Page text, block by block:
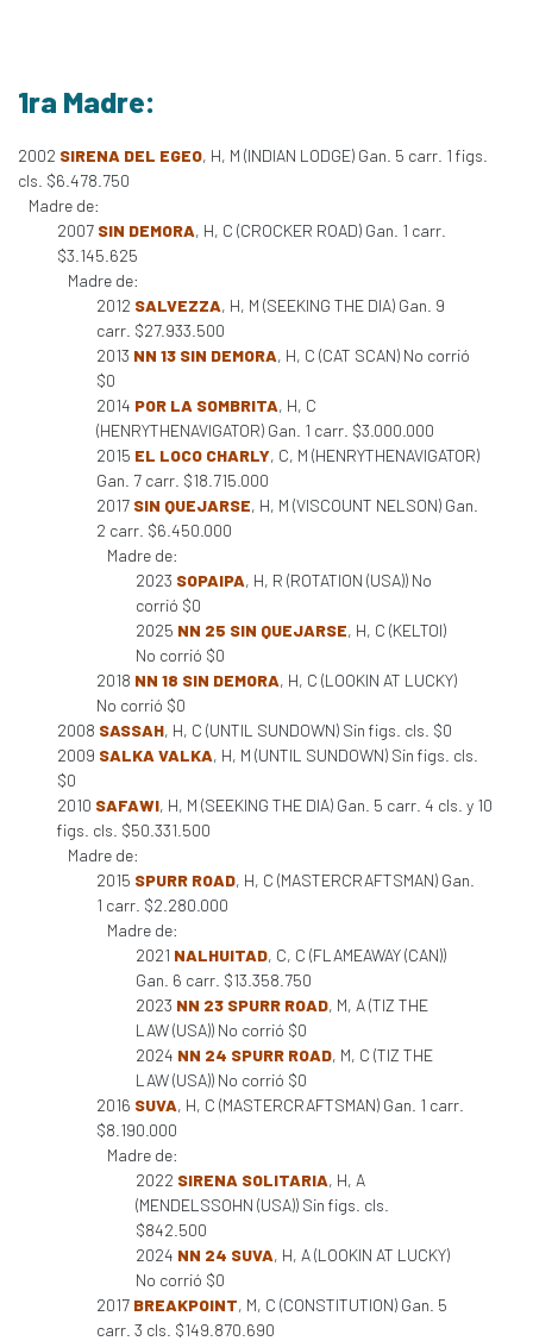
1ra Madre:
2002 SIRENA DEL EGEO, H, M (INDIAN LODGE) Gan. 5 carr. 1 figs.
cls. $6.478.750
Madre de:
2007 SIN DEMORA, H, C (CROCKER ROAD) Gan. 1 carr.
$3.145.625
Madre de:
2012 SALVEZZA, H, M (SEEKING THE DIA) Gan. 9
carr. $27.933.500
2013 NN 13 SIN DEMORA, H, C (CAT SCAN) No corrió
$0
2014 POR LA SOMBRITA, H, C
(HENRYTHENAVIGATOR) Gan. 1 carr. $3.000.000
2015 EL LOCO CHARLY, C, M (HENRYTHENAVIGATOR)
Gan. 7 carr. $18.715.000
2017 SIN QUEJARSE, H, M (VISCOUNT NELSON) Gan.
2 carr. $6.450.000
Madre de:
2023 SOPAIPA, H, R (ROTATION (USA)) No
corrió $0
2025 NN 25 SIN QUEJARSE, H, C (KELTOI)
No corrió $0
2018 NN 18 SIN DEMORA, H, C (LOOKIN AT LUCKY)
No corrió $0
2008 SASSAH, H, C (UNTIL SUNDOWN) Sin figs. cls. $0
2009 SALKA VALKA, H, M (UNTIL SUNDOWN) Sin figs. cls.
$0
2010 SAFAWI, H, M (SEEKING THE DIA) Gan. 5 carr. 4 cls. y 10
figs. cls. $50.331.500
Madre de:
2015 SPURR ROAD, H, C (MASTERCRAFTSMAN) Gan.
1 carr. $2.280.000
Madre de:
2021 NALHUITAD, C, C (FLAMEAWAY (CAN))
Gan. 6 carr. $13.358.750
2023 NN 23 SPURR ROAD, M, A (TIZ THE
LAW (USA)) No corrió $0
2024 NN 24 SPURR ROAD, M, C (TIZ THE
LAW (USA)) No corrió $0
2016 SUVA, H, C (MASTERCRAFTSMAN) Gan. 1 carr.
$8.190.000
Madre de:
2022 SIRENA SOLITARIA, H, A
(MENDELSSOHN (USA)) Sin figs. cls.
$842.500
2024 NN 24 SUVA, H, A (LOOKIN AT LUCKY)
No corrió $0
2017 BREAKPOINT, M, C (CONSTITUTION) Gan. 5
carr. 3 cls. $149.870.690